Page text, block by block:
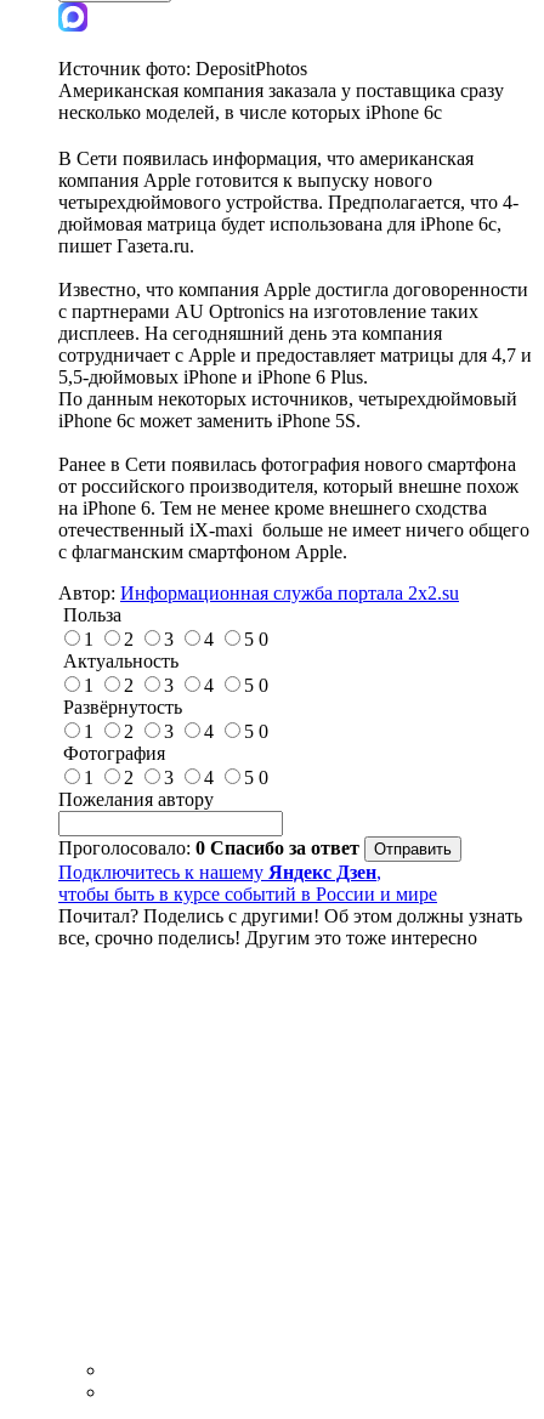
Источник фото: DepositPhotos
Американская компания заказала у поставщика сразу
несколько моделей, в числе которых iPhone 6c
В Сети появилась информация, что американская
компания Apple готовится к выпуску нового
четырехдюймового устройства. Предполагается, что 4-
дюймовая матрица будет использована для iPhone 6c,
пишет Газета.ru.
Известно, что компания Apple достигла договоренности
с партнерами AU Optronics на изготовление таких
дисплеев. На сегодняшний день эта компания
сотрудничает с Apple и предоставляет матрицы для 4,7 и
5,5-дюймовых iPhone и iPhone 6 Plus.
По данным некоторых источников, четырехдюймовый
iPhone 6c может заменить iPhone 5S.
Ранее в Сети появилась фотография нового смартфона
от российского производителя, который внешне похож
на iPhone 6. Тем не менее кроме внешнего сходства
отечественный iX-maxi больше не имеет ничего общего
с флагманским смартфоном Apple.
Автор: Информационная служба портала 2x2.su
Польза
1
2 3 4 5 0
Актуальность
1
2 3 4 5 0
Развёрнутость
1
2 3 4 5 0
Фотография
1
2 3 4 5 0
Пожелания автору
Проголосовало: 0 Спасибо за ответ
Подключитесь к нашему Яндекс Дзен,
чтобы быть в курсе событий в России и мире
Почитал? Поделись с другими! Об этом должны узнать
все, срочно поделись! Другим это тоже интересно